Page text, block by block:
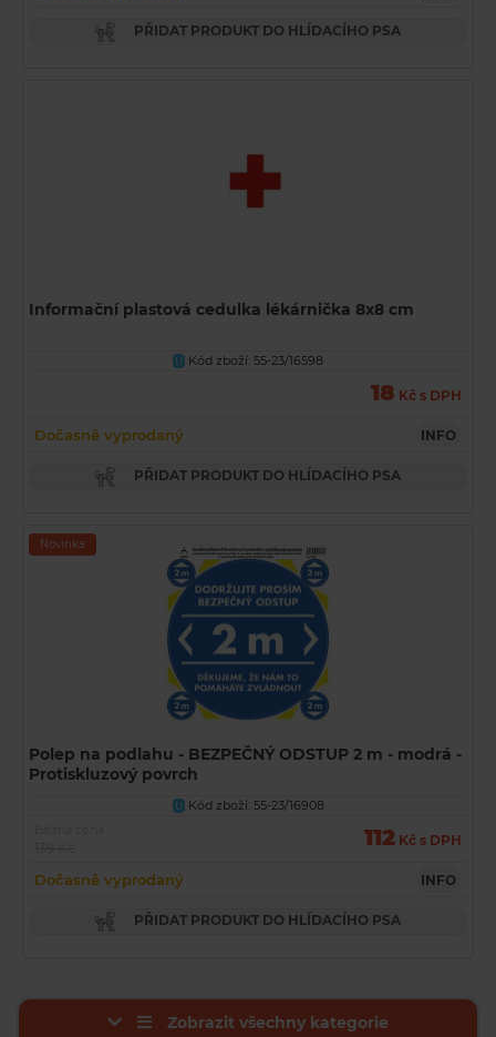
PŘIDAT PRODUKT DO HLÍDACÍHO PSA
Informační plastová cedulka lékárnička 8x8 cm
U Kód zboží: 55-23/16598
18 Kč s DPH
Dočasně vyprodaný INFO
PŘIDAT PRODUKT DO HLÍDACÍHO PSA
Novinka
Polep na podlahu - BEZPEČNÝ ODSTUP 2 m - modrá -
Protiskluzový povrch
U Kód zboží: 55-23/16908
112 Kč s DPH
Dočasně vyprodaný INFO
PŘIDAT PRODUKT DO HLÍDACÍHO PSA
Zobrazit všechny kategorie